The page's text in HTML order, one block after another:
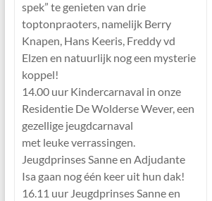
spek” te genieten van drie
toptonpraoters, namelijk Berry
Knapen, Hans Keeris, Freddy vd
Elzen en natuurlijk nog een mysterie
koppel!
14.00 uur Kindercarnaval in onze
Residentie De Wolderse Wever, een
gezellige jeugdcarnaval
met leuke verrassingen.
Jeugdprinses Sanne en Adjudante
Isa gaan nog één keer uit hun dak!
16.11 uur Jeugdprinses Sanne en